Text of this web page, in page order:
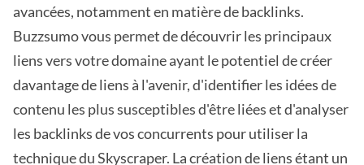
avancées, notamment en matière de backlinks.
Buzzsumo vous permet de découvrir les principaux
liens vers votre domaine ayant le potentiel de créer
davantage de liens à l'avenir, d'identifier les idées de
contenu les plus susceptibles d'être liées et d'analyser
les backlinks de vos concurrents pour utiliser la
technique du Skyscraper. La création de liens étant un